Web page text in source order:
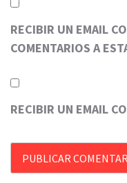
RECIBIR UN EMAIL
COMENTARIOS A
RECIBIR UN EMAIL